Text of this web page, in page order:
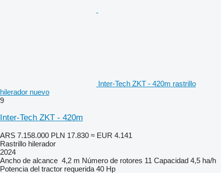
Inter-Tech ZKT - 420m rastrillo
hilerador nuevo
9
Inter-Tech ZKT - 420m
ARS 7.158.000 PLN 17.830 ≈ EUR 4.141
Rastrillo hilerador
2024
Ancho de alcance 4,2 m Número de rotores 11 Capacidad 4,5 ha/h
Potencia del tractor requerida 40 Hp